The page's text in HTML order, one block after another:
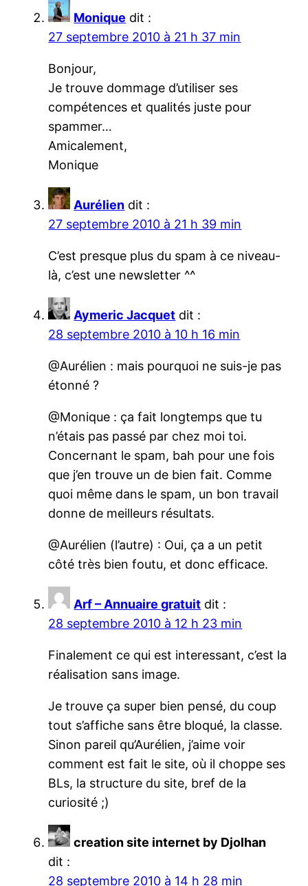
Monique dit :
27 septembre 2010 à 21 h 37 min
Bonjour,
Je trouve dommage d’utiliser ses
compétences et qualités juste pour
spammer…
Amicalement,
Monique
Aurélien dit :
27 septembre 2010 à 21 h 39 min
C’est presque plus du spam à ce niveau-
là, c’est une newsletter ^^
Aymeric Jacquet dit :
28 septembre 2010 à 10 h 16 min
@Aurélien : mais pourquoi ne suis-je pas
étonné ?
@Monique : ça fait longtemps que tu
n’étais pas passé par chez moi toi.
Concernant le spam, bah pour une fois
que j’en trouve un de bien fait. Comme
quoi même dans le spam, un bon travail
donne de meilleurs résultats.
@Aurélien (l’autre) : Oui, ça a un petit
côté très bien foutu, et donc efficace.
Arf – Annuaire gratuit dit :
28 septembre 2010 à 12 h 23 min
Finalement ce qui est interessant, c’est la
réalisation sans image.
Je trouve ça super bien pensé, du coup
tout s’affiche sans être bloqué, la classe.
Sinon pareil qu’Aurélien, j’aime voir
comment est fait le site, où il choppe ses
BLs, la structure du site, bref de la
curiosité ;)
creation site internet by Djolhan
dit :
28 septembre 2010 à 14 h 28 min